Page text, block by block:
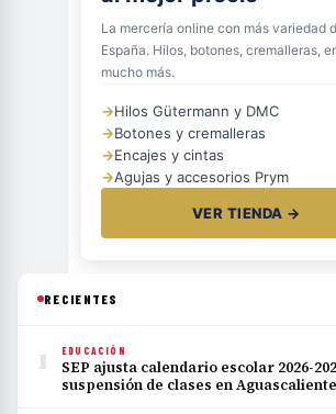
La mercería online con más variedad
España. Hilos, botones, cremalleras,
mucho más.
→Hilos Gütermann y DMC
→Botones y cremalleras
→Encajes y cintas
→Agujas y accesorios Prym
VER TIENDA →
RECIENTES
1 EDUCACIÓN
SEP ajusta calendario escolar 2026-
suspensión de clases en